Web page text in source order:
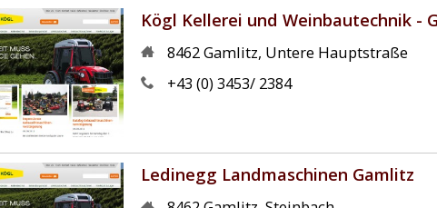
Kögl Kellerei und Weinbautechnik -
8462Gamlitz, Untere Hauptstraße
+43 (0) 3453/ 2384
Ledinegg Landmaschinen Gamlitz